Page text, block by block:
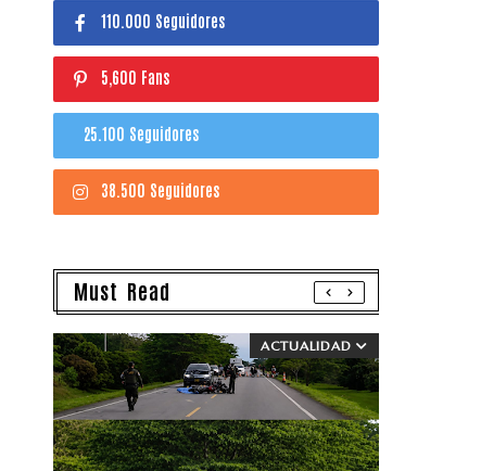
110.000 Seguidores
5,600 Fans
25.100 Seguidores
38.500 Seguidores
Must Read
ACTUALIDAD